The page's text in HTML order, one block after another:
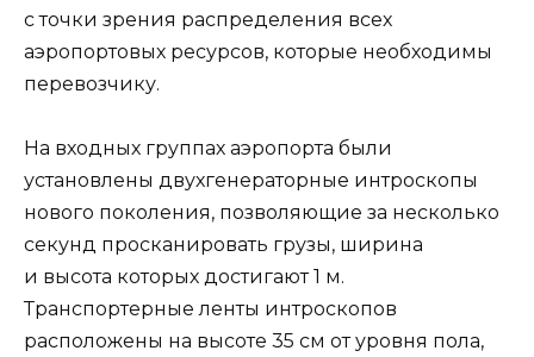
с точки зрения распределения всех
аэропортовых ресурсов, которые необходимы
перевозчику.
На входных группах аэропорта были
установлены двухгенераторные интроскопы
нового поколения, позволяющие за несколько
секунд просканировать грузы, ширина
и высота которых достигают 1 м.
Транспортерные ленты интроскопов
расположены на высоте 35 см от уровня пола,